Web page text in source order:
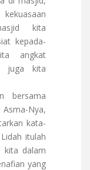
kita
kepada-
angkat
juga kita
bersama
Nya,
kata-
itulah
kita dalam
yang